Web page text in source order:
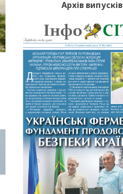
Архів випусків